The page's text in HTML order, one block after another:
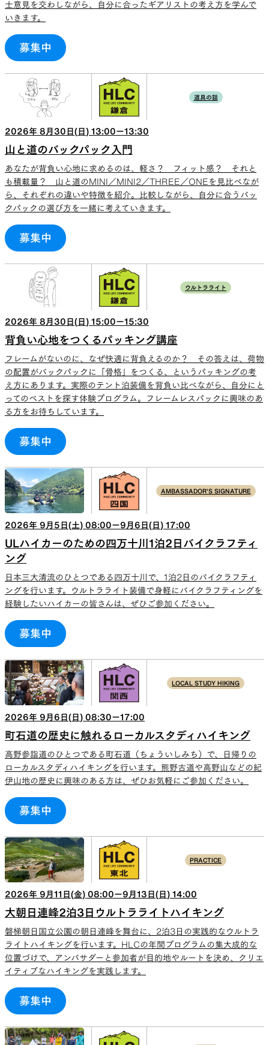
士意見を交わしながら、自分に合ったギアリストの考え方を学んで
いきます。
募集中
道具の話
2026年 8 月 30 日( 日 ) 13:00ー13:30
山と道のバックパック入門
あなたが背負い心地に求めるのは、軽さ？ フィット感？ それと
も積載量？ 山と道のMINI／MINI2／THREE／ONEを見比べなが
ら、それぞれの違いや特徴を紹介。比較しながら、自分に合うバッ
クパックの選び方を一緒に考えていきます。
募集中
ウルトラライト
2026年 8 月 30 日( 日 ) 15:00ー15:30
背負い心地をつくるパッキング講座
フレームがないのに、なぜ快適に背負えるのか？ その答えは、荷物
の配置がバックパックに「骨格」をつくる、というパッキングの考
え方にあります。実際のテント泊装備を背負い比べながら、自分にと
ってのベストを探す体験プログラム。フレームレスパックに興味のあ
る方をお待ちしています。
募集中
AMBASSADOR'S SIGNATURE
2026年 9 月 5 日(土) 08:00ー9 月 6 日( 日 ) 17:00
ULハイカーのための四万十川1泊2日バイクラフティ
ング
日本三大清流のひとつである四万十川で、1泊2日のバイクラフティ
ングを行います。ウルトラライト装備で身軽にバイクラフティングを
経験したいハイカーの皆さんは、ぜひご参加ください。
募集中
LOCAL STUDY HIKING
2026年 9 月 6 日( 日 ) 08:30ー17:00
町石道の歴史に触れるローカルスタディハイキング
高野参詣道のひとつである町石道（ちょういしみち）で、日帰りの
ローカルスタディハイキングを行います。熊野古道や高野山などの紀
伊山地の歴史に興味のある方は、ぜひお気軽にご参加ください。
募集中
PRACTICE
2026年 9 月 11 日(金) 08:00ー9 月 13 日( 日 ) 14:00
大朝日連峰2泊3日ウルトラライトハイキング
磐梯朝日国立公園の朝日連峰を舞台に、2泊3日の実践的なウルトラ
ライトハイキングを行います。HLCの年間プログラムの集大成的な
位置づけで、アンバサダーと参加者が目的地やルートを決め、クリエ
イティブなハイキングを実践します。
募集中